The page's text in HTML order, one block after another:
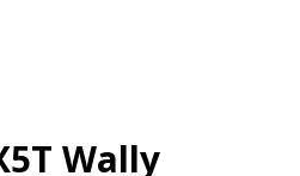
Wally